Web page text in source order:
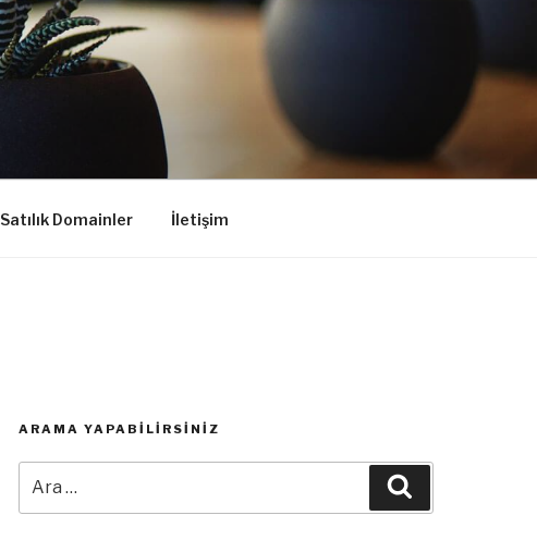
Satılık Domainler İletişim
ARAMA YAPABILIRSINIZ